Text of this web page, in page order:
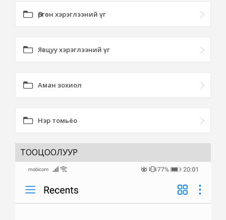
Өргөн хэрэглээний үг
Явцуу хэрэглээний үг
Аман зохиол
Нэр томьёо
ТООЦООЛУУР